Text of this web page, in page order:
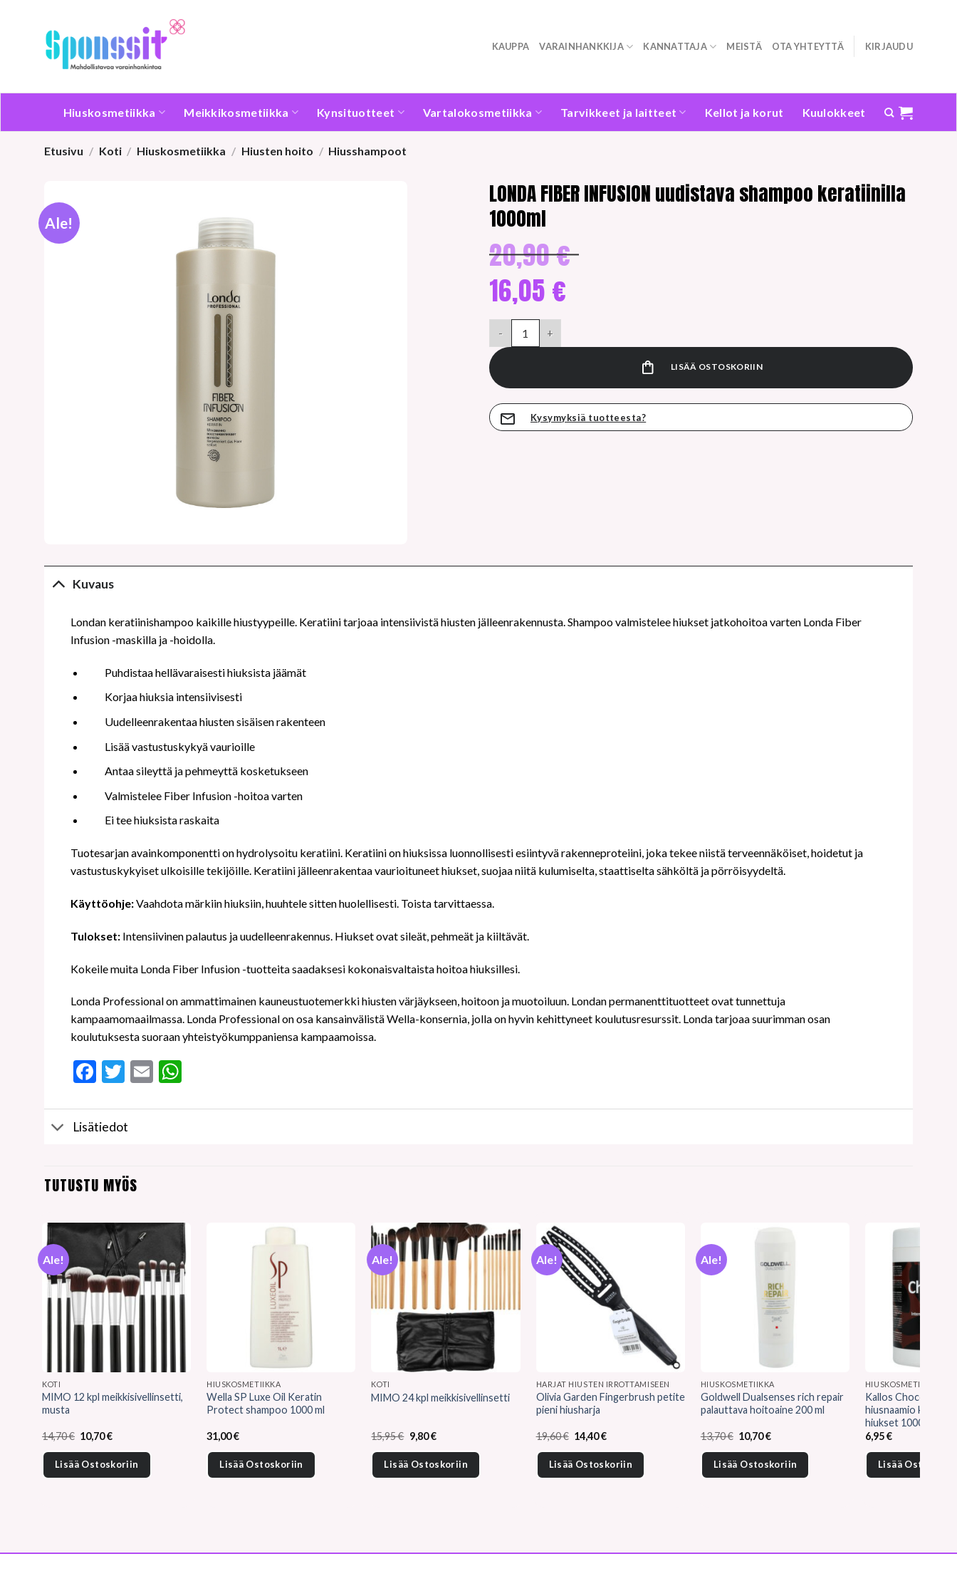
KAUPPA VARAINHANKKIJA KANNATTAJA MEISTÄ OTA YHTEYTTÄ KIRJAUDU
Hiuskosmetiikka Meikkikosmetiikka Kynsituotteet Vartalokosmetiikka Tarvikkeet ja laitteet Kellot ja korut Kuulokkeet
Etusivu / Koti / Hiuskosmetiikka / Hiusten hoito / Hiusshampoot
Ale!
LONDA FIBER INFUSION uudistava shampoo keratiinilla
1000ml
20,90€ hinta
16,05 €
hinta
on:
16,05 €.
LISÄÄ OSTOSKORIIN
Kysymyksiä tuotteesta?
Kuvaus
Londan keratiinishampoo kaikille hiustyypeille. Keratiini tarjoaa intensiivistä hiusten jälleenrakennusta. Shampoo valmistelee hiukset jatkohoitoa varten Londa Fiber
Infusion -maskilla ja -hoidolla.
Puhdistaa hellävaraisesti hiuksista jäämät
Korjaa hiuksia intensiivisesti
Uudelleenrakentaa hiusten sisäisen rakenteen
Lisää vastustuskykyä vaurioille
Antaa sileyttä ja pehmeyttä kosketukseen
Valmistelee Fiber Infusion -hoitoa varten
Ei tee hiuksista raskaita
Tuotesarjan avainkomponentti on hydrolysoitu keratiini. Keratiini on hiuksissa luonnollisesti esiintyvä rakenneproteiini, joka tekee niistä terveennäköiset, hoidetut ja
vastustuskykyiset ulkoisille tekijöille. Keratiini jälleenrakentaa vaurioituneet hiukset, suojaa niitä kulumiselta, staattiselta sähköltä ja pörröisyydeltä.
Käyttöohje:Vaahdota märkiin hiuksiin, huuhtele sitten huolellisesti. Toista tarvittaessa.
Tulokset:Intensiivinen palautus ja uudelleenrakennus. Hiukset ovat sileät, pehmeät ja kiiltävät.
Kokeile muita Londa Fiber Infusion -tuotteita saadaksesi kokonaisvaltaista hoitoa hiuksillesi.
Londa Professional on ammattimainen kauneustuotemerkki hiusten värjäykseen, hoitoon ja muotoiluun. Londan permanenttituotteet ovat tunnettuja
kampaamomaailmassa. Londa Professional on osa kansainvälistä Wella-konsernia, jolla on hyvin kehittyneet koulutusresurssit. Londa tarjoaa suurimman osan
koulutuksesta suoraan yhteistyökumppaniensa kampaamoissa.
Facebook
Twitter
EmailWhatsApp
Lisätiedot
TUTUSTU MYÖS
Ale!
KOTI
MIMO 12 kpl meikkisivellinsetti,
musta
14,70€ Alkuperäinen
hinta
oli:
14,70 €.
10,70€Nykyinen
on:
10,70 €.
Lisää Ostoskoriin
HIUSKOSMETIIKKA
Wella SP Luxe Oil Keratin
Protect shampoo 1000 ml
31,00€
Lisää Ostoskoriin
Ale!
KOTI
MIMO 24 kpl meikkisivellinsetti
15,95€ Alkuperäinen
hinta
oli:
15,95 €.
9,80€Nykyinen
on:
9,80 €.
Lisää Ostoskoriin
Ale!
HARJAT HIUSTEN IRROTTAMISEEN
Olivia Garden Fingerbrush petite
pieni hiusharja
19,60€ Alkuperäinen
hinta
oli:
19,60 €.
14,40€Nykyinen
on:
14,40 €.
Lisää Ostoskoriin
Ale!
HIUSKOSMETIIKKA
Goldwell Dualsenses rich repair
palauttava hoitoaine 200 ml
13,70€ Alkuperäinen
hinta
oli:
13,70 €.
10,70€Nykyinen
on:
10,70 €.
Lisää Ostoskoriin
HIUSKOSMETIIKKA
Kallos Chocolate
hiusnaamio kuivat
hiukset 1000 ml
6,95€
Lisää